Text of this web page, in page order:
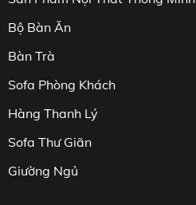
Bộ Bàn Ăn
Bàn Trà
Sofa Phòng Khách
Hàng Thanh Lý
Sofa Thư Giãn
Giường Ngủ